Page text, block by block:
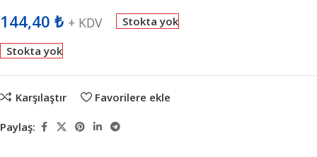
144,40 ₺ + KDV Stokta yok
Stokta yok
Karşılaştır Favorilere ekle
Paylaş: